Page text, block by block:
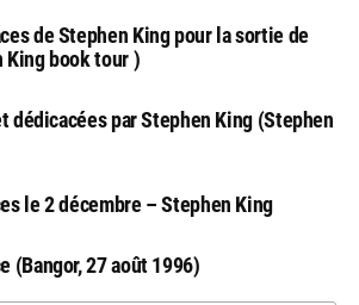
de Stephen King pour la sortie de
King book tour )
dédicacées par Stephen King (Stephen
le 2 décembre – Stephen King
(Bangor, 27 août 1996)